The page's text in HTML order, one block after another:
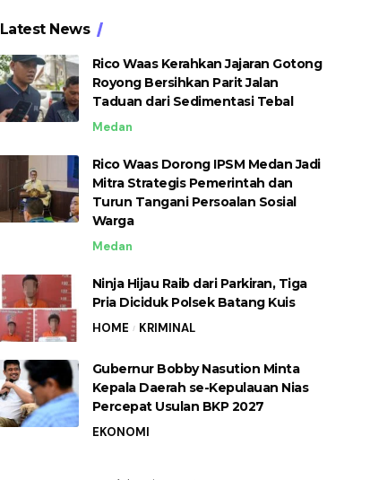
Latest News
Rico Waas Kerahkan Jajaran Gotong
Royong Bersihkan Parit Jalan
Taduan dari Sedimentasi Tebal
Medan
Rico Waas Dorong IPSM Medan Jadi
Mitra Strategis Pemerintah dan
Turun Tangani Persoalan Sosial
Warga
Medan
Ninja Hijau Raib dari Parkiran, Tiga
Pria Diciduk Polsek Batang Kuis
HOME KRIMINAL
Gubernur Bobby Nasution Minta
Kepala Daerah se-Kepulauan Nias
Percepat Usulan BKP 2027
EKONOMI